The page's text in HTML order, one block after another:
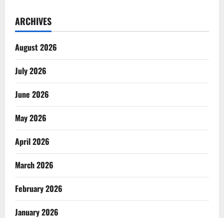
ARCHIVES
August 2026
July 2026
June 2026
May 2026
April 2026
March 2026
February 2026
January 2026